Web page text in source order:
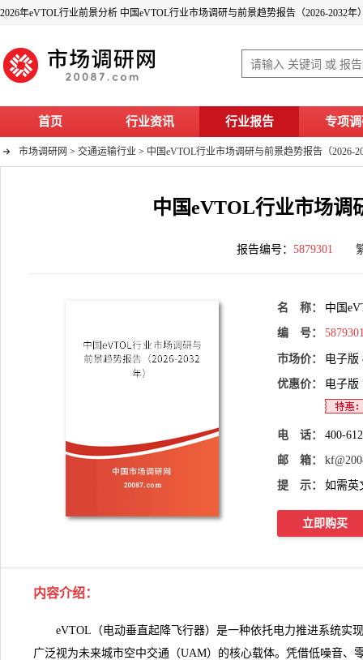
2026年eVTOL行业前景分析 中国eVTOL行业市场调研与前景趋势报告（2026-2032年
首页 行业资讯 行业报告 专项
市场调研网 > 交通运输行业 > 中国eVTOL行业市场调研与前景趋势报告（2026-
中国eVTOL行业市场调
报告编号： 5879301
名 称： 中国
编 号：
市场价： 电子版
优惠价： 电子版
电 话： 400-
邮 箱：
提 示： 如需英
立即购买
内容介绍：
eVTOL（电动垂直起降飞行器）是一种依托电力推进系统实
广泛视为未来城市空中交通（UAM）的核心载体。凭借低噪音、